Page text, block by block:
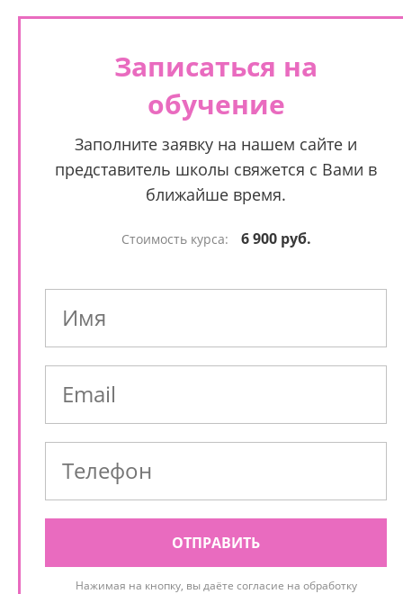
Записаться на
обучение
Заполните заявку на нашем сайте и
представитель школы свяжется с Вами в
ближайше время.
Стоимость курса: 6 900 руб.
ОТПРАВИТЬ
Нажимая на кнопку, вы даёте согласие на обработку